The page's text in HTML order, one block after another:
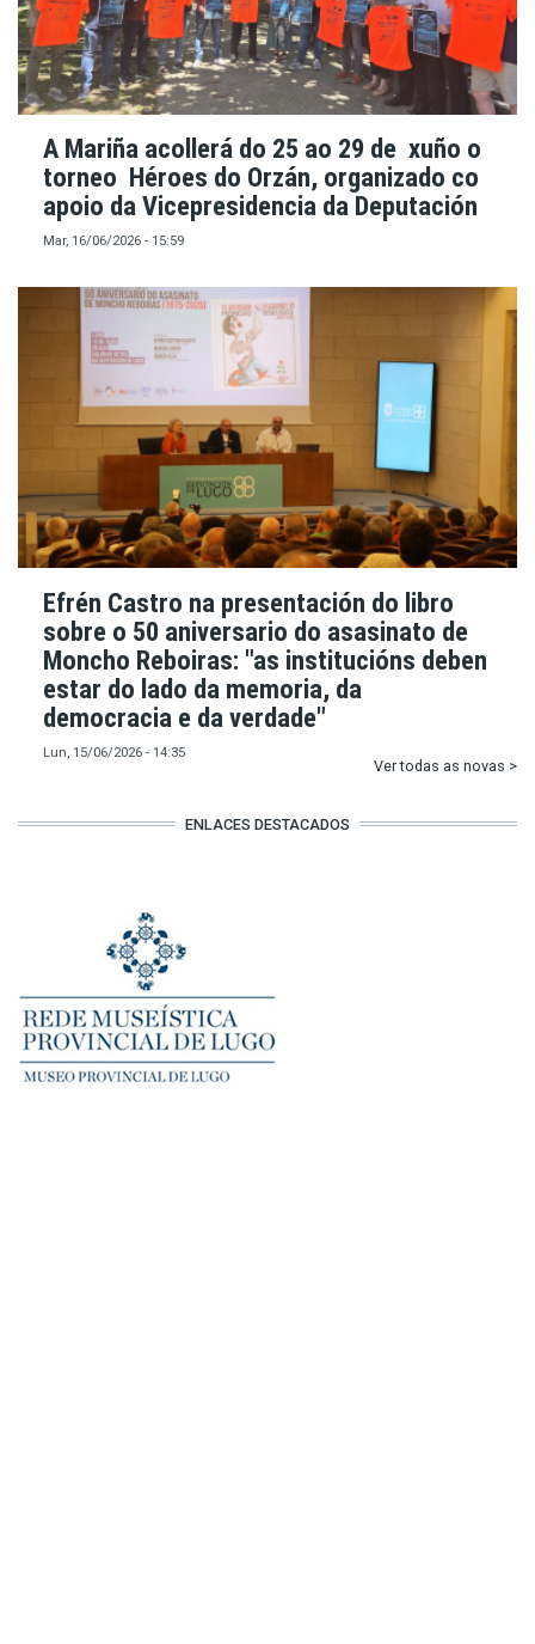
A Mariña acollerá do 25 ao 29 de xuño o
torneo Héroes do Orzán, organizado co
apoio da Vicepresidencia da Deputación
Mar, 16/06/2026 - 15:59
Efrén Castro na presentación do libro
sobre o 50 aniversario do asasinato de
Moncho Reboiras: "as institucións deben
estar do lado da memoria, da
democracia e da verdade"
Lun, 15/06/2026 - 14:35
Ver todas as novas >
ENLACES DESTACADOS